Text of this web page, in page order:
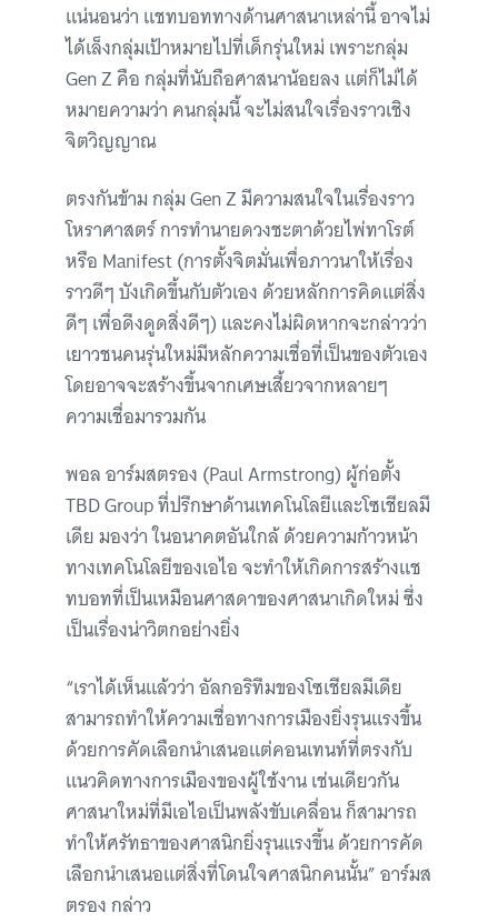
แน่นอนว่า แชทบอททางด้านศาสนาเหล่านี้ อาจไม่
ได้เล็งกลุ่มเป้าหมายไปที่เด็กรุ่นใหม่ เพราะกลุ่ม
Gen Z คือ กลุ่มที่นับถือศาสนาน้อยลง แต่ก็ไม่ได้
หมายความว่า คนกลุ่มนี้ จะไม่สนใจเรื่องราวเชิง
จิตวิญญาณ
ตรงกันข้าม กลุ่ม Gen Z มีความสนใจในเรื่องราว
โหราศาสตร์ การทำนายดวงชะตาด้วยไพ่ทาโรต์
หรือ Manifest (การตั้งจิตมั่นเพื่อภาวนาให้เรื่อง
ราวดีๆ บังเกิดขึ้นกับตัวเอง ด้วยหลักการคิดแต่สิ่ง
ดีๆ เพื่อดึงดูดสิ่งดีๆ) และคงไม่ผิดหากจะกล่าวว่า
เยาวชนคนรุ่นใหม่มีหลักความเชื่อที่เป็นของตัวเอง
โดยอาจจะสร้างขึ้นจากเศษเสี้ยวจากหลายๆ
ความเชื่อมารวมกัน
พอล อาร์มสตรอง (Paul Armstrong) ผู้ก่อตั้ง
TBD Group ที่ปรึกษาด้านเทคโนโลยีและโซเชียลมี
เดีย มองว่า ในอนาคตอันใกล้ ด้วยความก้าวหน้า
ทางเทคโนโลยีของเอไอ จะทำให้เกิดการสร้างแช
ทบอทที่เป็นเหมือนศาสดาของศาสนาเกิดใหม่ ซึ่ง
เป็นเรื่องน่าวิตกอย่างยิ่ง
“เราได้เห็นแล้วว่า อัลกอริทึมของโซเชียลมีเดีย
สามารถทำให้ความเชื่อทางการเมืองยิ่งรุนแรงขึ้น
ด้วยการคัดเลือกนำเสนอแต่คอนเทนท์ที่ตรงกับ
แนวคิดทางการเมืองของผู้ใช้งาน เช่นเดียวกัน
ศาสนาใหม่ที่มีเอไอเป็นพลังขับเคลื่อน ก็สามารถ
ทำให้ศรัทธาของศาสนิกยิ่งรุนแรงขึ้น ด้วยการคัด
เลือกนำเสนอแต่สิ่งที่โดนใจศาสนิกคนนั้น” อาร์มส
ตรอง กล่าว